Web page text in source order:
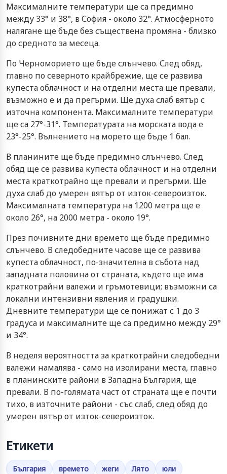
Максималните температури ще са предимно
между 33° и 38°, в София - около 32°. Атмосферното
налягане ще бъде без съществена промяна - близко
до средното за месеца.
По Черноморието ще бъде слънчево. След обяд,
главно по северното крайбрежие, ще се развива
купеста облачност и на отделни места ще превали,
възможно е и да прегърми. Ще духа слаб вятър с
източна компонента. Максималните температури
ще са 27°-31°. Температурата на морската вода е
23°-25°. Вълнението на морето ще бъде 1 бал.
В планините ще бъде предимно слънчево. След
обяд ще се развива купеста облачност и на отделни
места краткотрайно ще превали и прегърми. Ще
духа слаб до умерен вятър от изток-североизток.
Максималната температура на 1200 метра ще е
около 26°, на 2000 метра - около 19°.
През почивните дни времето ще бъде предимно
слънчево. В следобедните часове ще се развива
купеста облачност, по-значителна в събота над
западната половина от страната, където ще има
краткотрайни валежи и гръмотевици; възможни са
локални интензивни явления и градушки.
Дневните температури ще се понижат с 1 до 3
градуса и максималните ще са предимно между 29°
и 34°.
В неделя вероятността за краткотрайни следобедни
валежи намалява - само на изолирани места, главно
в планинските райони в Западна България, ще
превали. В по-голямата част от страната ще е почти
тихо, в източните райони - със слаб, след обяд до
умерен вятър от изток-североизток.
Етикети
България времето жеги Лято юли